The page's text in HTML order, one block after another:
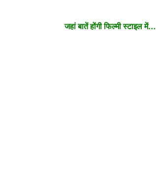
जहां बातें होंगी फिल्मी स्टाइल में…